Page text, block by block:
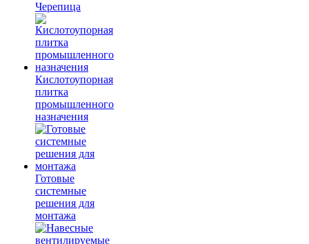
Черепица
Кислотоупорная
плитка
промышленного
назначения
Готовые
системные
решения для
монтажа